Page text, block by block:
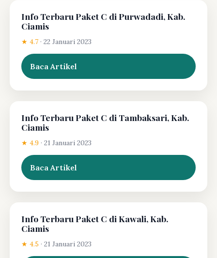
Info Terbaru Paket C di Purwadadi, Kab.
Ciamis
★ 4.7 · 22 Januari 2023
Baca Artikel
Info Terbaru Paket C di Tambaksari, Kab.
Ciamis
★ 4.9 · 21 Januari 2023
Baca Artikel
Info Terbaru Paket C di Kawali, Kab.
Ciamis
★ 4.5 · 21 Januari 2023